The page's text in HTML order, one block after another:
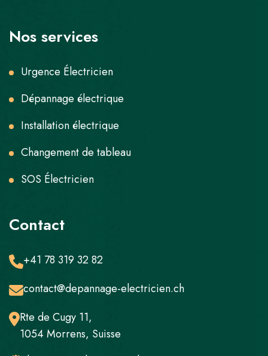
Nos services
Urgence Électricien
Dépannage électrique
Installation électrique
Changement de tableau
SOS Électricien
Contact
+41 78 319 32 82
contact@depannage-electricien.ch
Rte de Cugy 11,
1054 Morrens, Suisse